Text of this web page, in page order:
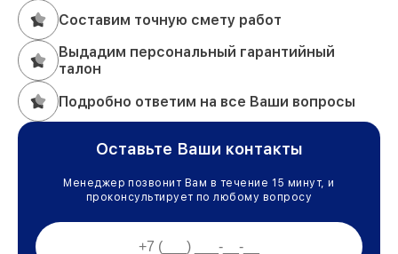
Составим точную смету работ
Выдадим персональный гарантийный
талон
Подробно ответим на все Ваши вопросы
Оставьте Ваши контакты
Менеджер позвонит Вам в течение 15 минут, и
проконсультирует по любому вопросу